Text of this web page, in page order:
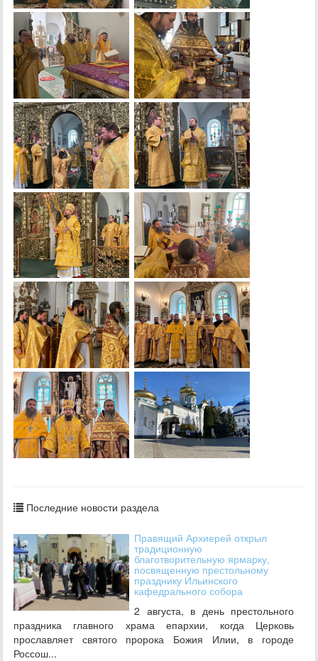
Последние новости раздела
Правящий Архиерей открыл
традиционную
благотворительную ярмарку,
посвященную престольному
празднику Ильинского
кафедрального собора
2 августа, в день престольного
праздника главного храма епархии, когда Церковь
прославляет святого пророка Божия Илии, в городе
Россош...